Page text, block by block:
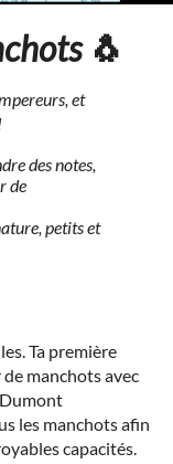
🐧
et
des notes,
de
petits et
Ta première
manchots avec
les manchots afin
capacités.